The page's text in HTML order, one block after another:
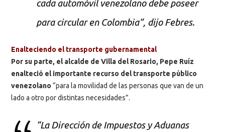
cada automóvil venezolano debe poseer
para circular en Colombia”, dijo Febres.
Enalteciendo el transporte gubernamental
Por su parte, el alcalde de Villa del Rosario, Pepe Ruíz
enalteció el importante recurso del transporte público
venezolano “para la movilidad de las personas que van de un
lado a otro por distintas necesidades”.
“La Dirección de Impuestos y Aduanas